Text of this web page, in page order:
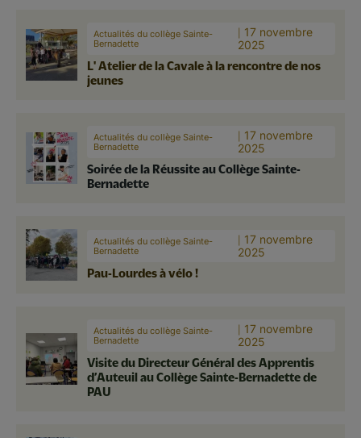
Actualités du collège Sainte-
Bernadette
17 novembre
2025
L' Atelier de la Cavale à la rencontre de nos
jeunes
Actualités du collège Sainte-
Bernadette
17 novembre
2025
Soirée de la Réussite au Collège Sainte-
Bernadette
Actualités du collège Sainte-
Bernadette
17 novembre
2025
Pau-Lourdes à vélo !
Actualités du collège Sainte-
Bernadette
17 novembre
2025
Visite du Directeur Général des Apprentis
d’Auteuil au Collège Sainte-Bernadette de
PAU